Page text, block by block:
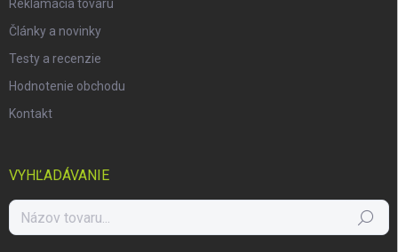
Reklamácia tovaru
Články a novinky
Testy a recenzie
Hodnotenie obchodu
Kontakt
VYHĽADÁVANIE
Hľadať